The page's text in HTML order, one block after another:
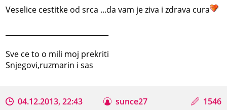
Veselice cestitke od srca ...da vam je ziva i zdrava cura
Sve ce to o mili moj prekriti
Snjegovi,ruzmarin i sas
04.12.2013, 22:43 sunce27 1546